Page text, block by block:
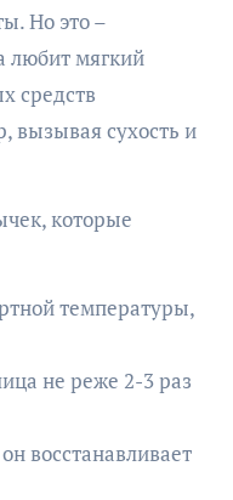
Но это –
любит мягкий
средств
вызывая сухость и
которые
температуры,
не реже 2-3 раз
восстанавливает